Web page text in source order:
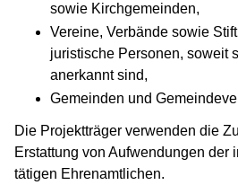
sowie Kirchgemeinden,
Vereine, Verbände sowie
juristische Personen, soweit
anerkannt sind,
Gemeinden und
Die Projektträger verwenden die
Erstattung von Aufwendungen der
tätigen Ehrenamtlichen.